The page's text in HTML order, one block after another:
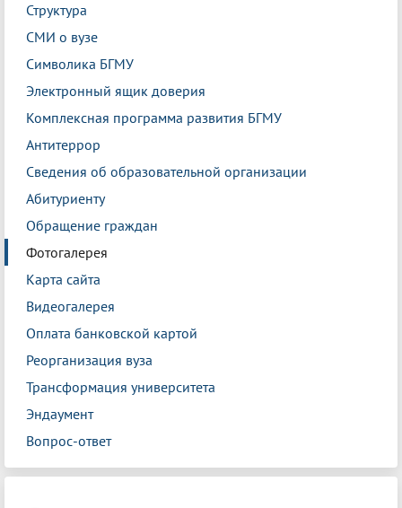
Структура
СМИ о вузе
Символика БГМУ
Электронный ящик доверия
Комплексная программа развития БГМУ
Антитеррор
Сведения об образовательной организации
Абитуриенту
Обращение граждан
Фотогалерея
Карта сайта
Видеогалерея
Оплата банковской картой
Реорганизация вуза
Трансформация университета
Эндаумент
Вопрос-ответ